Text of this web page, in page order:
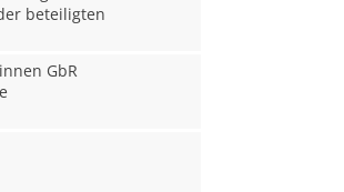
beteiligten
GbR